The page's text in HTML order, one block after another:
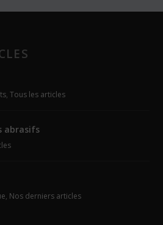
,Tous les articles
abrasifs
, Nos derniers articles